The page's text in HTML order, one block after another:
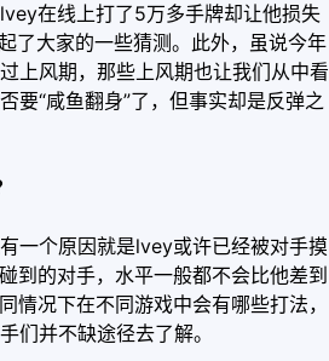
在线上打了5万多手牌却让他损失
了大家的一些猜测。此外，虽说今年
上风期，那些上风期也让我们从中看
要“咸鱼翻身”了，但事实却是反弹之
一个原因就是lvey或许已经被对手摸
到的对手，水平一般都不会比他差到
情况下在不同游戏中会有哪些打法，
们并不缺途径去了解。